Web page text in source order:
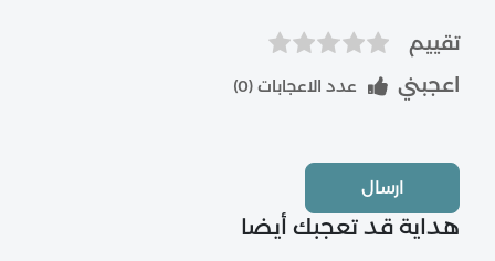
تقييم
اعجبني
عدد الاعجابات (0
)
ارسال
هداية قد تعجبك أيضا